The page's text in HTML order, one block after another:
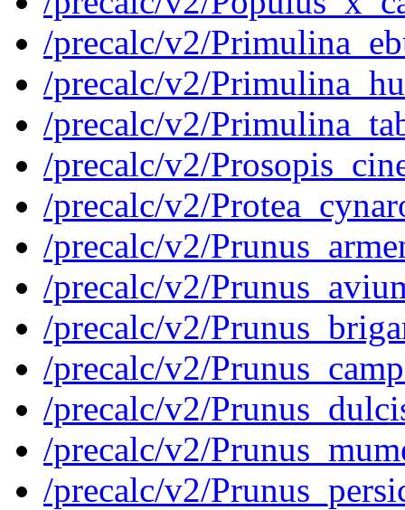
/precalc/v2/
/precalc/v2/
/precalc/v2/
/precalc/v2/
/precalc/v2/
/precalc/v2/
/precalc/v2/
/precalc/v2/
/precalc/v2/
/precalc/v2/
/precalc/v2/
/precalc/v2/